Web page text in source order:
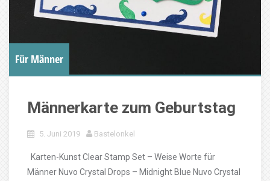
Für Männer
Männerkarte zum Geburtstag
5. Juni 2019 Bastelonkel
Karten-Kunst Clear Stamp Set – Weise Worte für
Männer Nuvo Crystal Drops – Midnight Blue Nuvo Crystal